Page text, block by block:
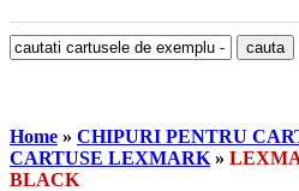
Home » CHIPURI PENTRU
CARTUSE LEXMARK »
BLACK